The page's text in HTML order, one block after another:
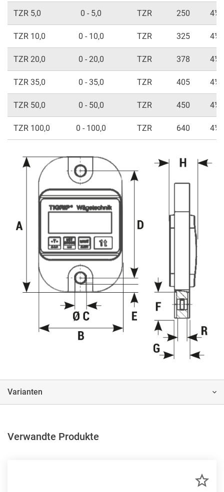
TZR 5,0 0 - 5,0 TZR 250 4½
TZR 10,0 0 - 10,0 TZR 325 4½
TZR 20,0 0 - 20,0 TZR 378 4½
TZR 35,0 0 - 35,0 TZR 405 4½
TZR 50,0 0 - 50,0 TZR 450 4½
TZR 100,0 0 - 100,0 TZR 640 4½
Varianten
Verwandte Produkte